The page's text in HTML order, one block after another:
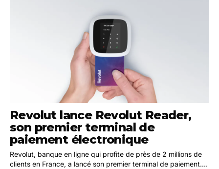
Revolut lance Revolut Reader,
son premier terminal de
paiement électronique
Revolut, banque en ligne qui profite de près de 2 millions de
clients en France, a lancé son premier terminal de paiement.